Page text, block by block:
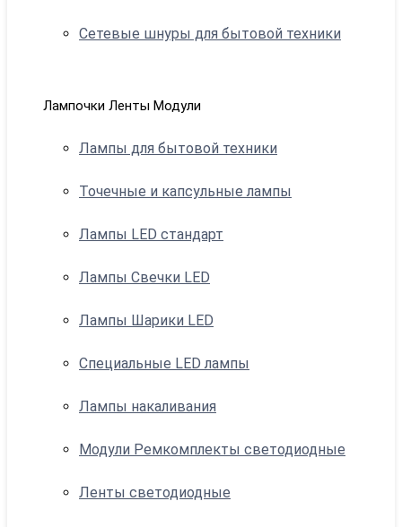
Сетевые шнуры для бытовой техники
Лампочки Ленты Модули
Лампы для бытовой техники
Точечные и капсульные лампы
Лампы LED стандарт
Лампы Свечки LED
Лампы Шарики LED
Специальные LED лампы
Лампы накаливания
Модули Ремкомплекты светодиодные
Ленты светодиодные